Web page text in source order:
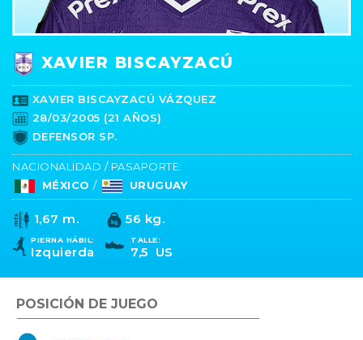
XAVIER BISCAYZACÚ
XAVIER BISCAYZACÚ VÁZQUEZ
28/03/2005 (21 AÑOS)
DEFENSOR SP.
NACIONALIDAD / PASAPORTE:
MÉXICO / URUGUAY
1,67 m. 56 kg.
PIERNA HÁBIL:
Izquierda
TALLE:
7,5 US
POSICIÓN DE JUEGO